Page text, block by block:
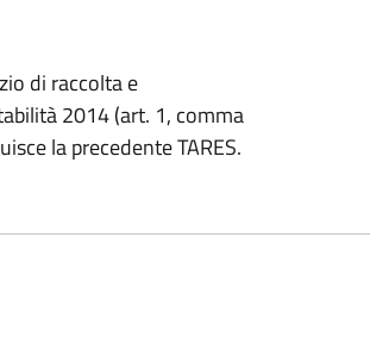
di raccolta e
2014 (art. 1, comma
la precedente TARES.